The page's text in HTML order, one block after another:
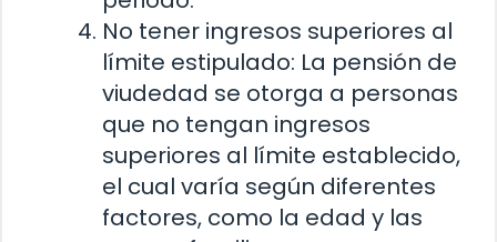
No tener ingresos superiores al
límite estipulado: La pensión de
viudedad se otorga a personas
que no tengan ingresos
superiores al límite establecido,
el cual varía según diferentes
factores, como la edad y las